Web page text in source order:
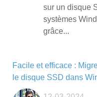
sur un disque
systèmes
grâce...
Facile et efficace :
le disque SSD dans